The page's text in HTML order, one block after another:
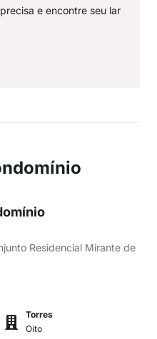
e encontre seu lar
Residencial Mirante de
Torres
Oito